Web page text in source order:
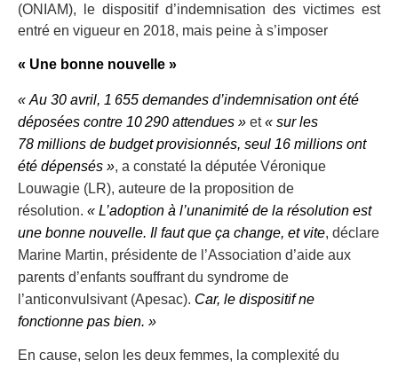
(ONIAM), le dispositif d’indemnisation des victimes est
entré en vigueur en 2018, mais peine à s’imposer
« Une bonne nouvelle »
« Au 30 avril, 1 655 demandes d’indemnisation ont été
déposées contre 10 290 attendues » et« sur les
78 millions de budget provisionnés, seul 16 millions ont
été dépensés », a constaté la députée Véronique
Louwagie (LR), auteure de la proposition de
résolution. « L’adoption à l’unanimité de la résolution est
une bonne nouvelle. Il faut que ça change, et vite, déclare
Marine Martin, présidente de l’Association d’aide aux
parents d’enfants souffrant du syndrome de
l’anticonvulsivant (Apesac). Car, le dispositif ne
fonctionne pas bien. »
En cause, selon les deux femmes, la complexité du